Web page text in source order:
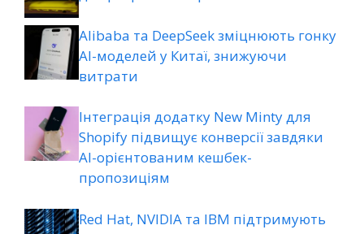
Alibaba та DeepSeek зміцнюють гонку
AI-моделей у Китаї, знижуючи
витрати
Інтеграція додатку New Minty для
Shopify підвищує конверсії завдяки
AI-орієнтованим кешбек-
пропозиціям
Red Hat, NVIDIA та IBM підтримують